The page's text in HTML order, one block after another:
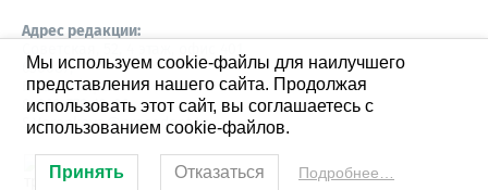
Адрес редакции:
630087,
Новосибирск
8-960-779-12-96,
S.Voronkova@precedent.tv
Мы используем cookie-файлы для наилучшего
представления нашего сайта. Продолжая
использовать этот сайт, вы соглашаетесь с
использованием cookie-файлов.
Принять Отказаться Подробнее…